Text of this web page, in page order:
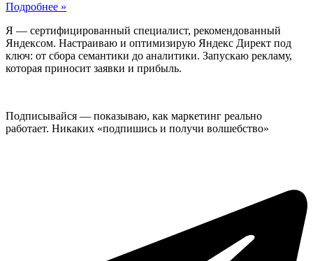
Подробнее »
Я — сертифицированный специалист, рекомендованный
Яндексом. Настраиваю и оптимизирую Яндекс Директ под
ключ: от сбора семантики до аналитики. Запускаю рекламу,
которая приносит заявки и прибыль.
Подписывайся — показываю, как маркетинг реально
работает. Никаких «подпишись и получи волшебство»